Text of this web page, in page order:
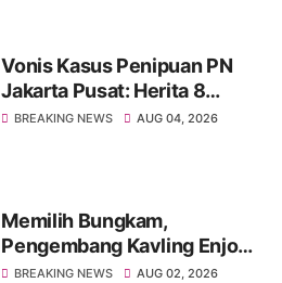
Vonis Kasus Penipuan PN
Jakarta Pusat: Herita 8
Bulan, Achmad Yulian 2
BREAKING NEWS AUG 04, 2026
Memilih Bungkam,
Pengembang Kavling Enjong
Residence Dilaporkan
BREAKING NEWS AUG 02, 2026